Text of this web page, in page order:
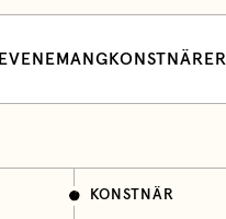
EVENEMANG KONSTNÄRER
KONSTNÄR